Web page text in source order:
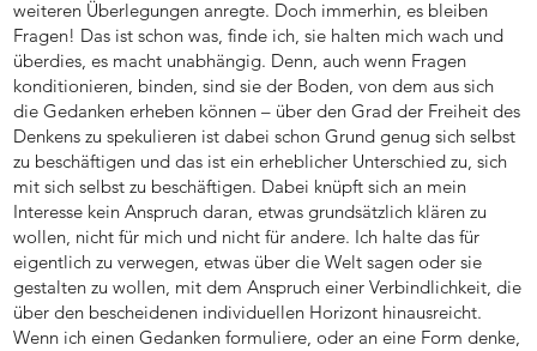
weiteren Überlegungen anregte. Doch immerhin, es bleiben
Fragen! Das ist schon was, finde ich, sie halten mich wach und
überdies, es macht unabhängig. Denn, auch wenn Fragen
konditionieren, binden, sind sie der Boden, von dem aus sich
die Gedanken erheben können – über den Grad der Freiheit des
Denkens zu spekulieren ist dabei schon Grund genug sich selbst
zu beschäftigen und das ist ein erheblicher Unterschied zu, sich
mit sich selbst zu beschäftigen. Dabei knüpft sich an mein
Interesse kein Anspruch daran, etwas grundsätzlich klären zu
wollen, nicht für mich und nicht für andere. Ich halte das für
eigentlich zu verwegen, etwas über die Welt sagen oder sie
gestalten zu wollen, mit dem Anspruch einer Verbindlichkeit, die
über den bescheidenen individuellen Horizont hinausreicht.
Wenn ich einen Gedanken formuliere, oder an eine Form denke,